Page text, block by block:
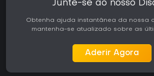
Junte-se ao nosso
Obtenha ajuda instantânea da nossa
mantenha-se atualizado sobre as
Aderir Agora